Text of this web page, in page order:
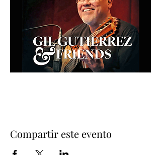
Compartir este evento